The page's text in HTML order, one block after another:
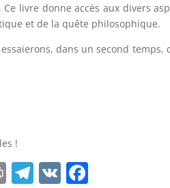
livre donne accès aux divers
et de la quête philosophique.
dans un second temps,
!
P T V